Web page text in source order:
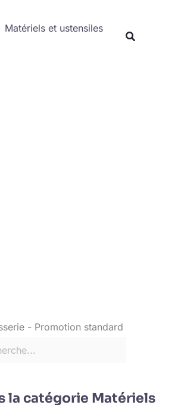
Matériels et ustensiles
la catégorie Matériels